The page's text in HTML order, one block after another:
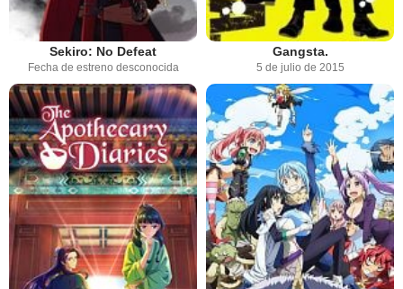
Sekiro: No Defeat
Fecha de estreno desconocida
Gangsta.
5 de julio de 2015